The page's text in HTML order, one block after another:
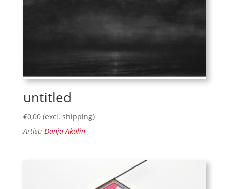
untitled
€0,00 (excl. shipping)
Artist: Danja Akulin